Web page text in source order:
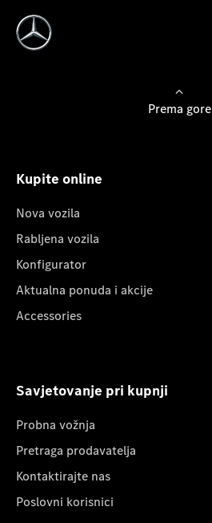
Prema gore
Kupite online
Nova vozila
Rabljena vozila
Konfigurator
Aktualna ponuda i akcije
Accessories
Savjetovanje pri kupnji
Probna vožnja
Pretraga prodavatelja
Kontaktirajte nas
Poslovni korisnici